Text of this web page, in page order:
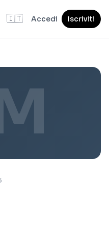
🇮🇹 Accedi Iscriviti